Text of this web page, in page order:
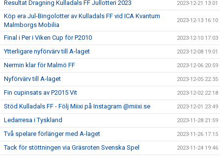
Resultat Dragning Kulladals FF Jullotteri 2023 2023-12-21 13:01
Köp era Jul-Bingolotter av Kulladals FF vid ICA Kvantum
Malmborgs Mobilia
2023-12-13 16:10
Final i Per i Viken Cup för P2010 2023-12-10 17:03
Ytterligare nyförvärv till A-laget 2023-12-08 19:01
Nermin klar för Malmö FF 2023-12-06 20:59
Nyförvärv till A-laget 2023-12-05 22:35
Fin cupinsats av P2015 Vit 2023-12-02 22:18
Stöd Kulladals FF - Följ Miixi på Instagram @miixi.se 2023-12-01 23:49
Ledarresa i Tyskland 2023-11-28 21:59
Två spelare förlänger med A-laget 2023-11-26 17:15
Tack för stöttningen via Gräsroten Svenska Spel 2023-11-24 19:46